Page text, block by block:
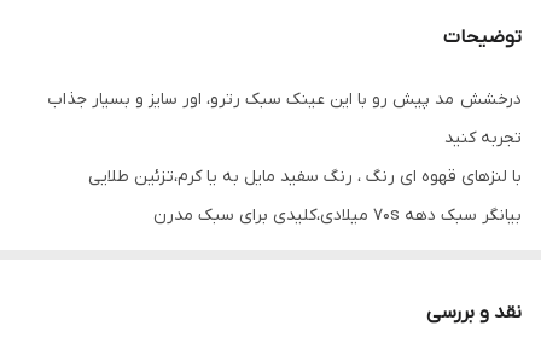
توضیحات
درخشش مد پیش رو با این عینک سبک رترو، اور سایز و بسیار جذاب
تجربه کنید
با لنزهای قهوه ای رنگ ، رنگ سفید مایل به یا کرم،تزئین طلایی
بیانگر سبک دهه 70s میلادی،کلیدی برای سبک مدرن
نقد و بررسی